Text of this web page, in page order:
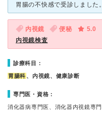
内視鏡 便秘
5.0
内視鏡検査
診療科目：
胃腸科 、内視鏡、健康診断
専門医・資格：
消化器病専門医、消化器内視鏡専